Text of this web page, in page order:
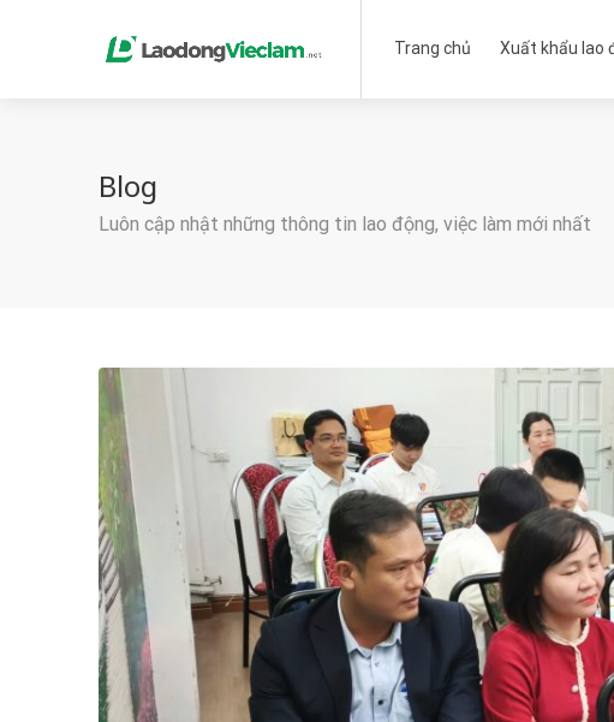
Trang chủ Xuất khẩu lao
Blog
Luôn cập nhật những thông tin lao động, việc làm mới nhất